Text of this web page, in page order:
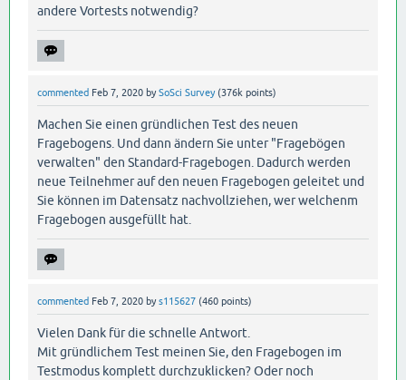
andere Vortests notwendig?
commented Feb 7, 2020 bySoSci Survey (376k points)
Machen Sie einen gründlichen Test des neuen
Fragebogens. Und dann ändern Sie unter "Fragebögen
verwalten" den Standard-Fragebogen. Dadurch werden
neue Teilnehmer auf den neuen Fragebogen geleitet und
Sie können im Datensatz nachvollziehen, wer welchenm
Fragebogen ausgefüllt hat.
commented Feb 7, 2020 bys115627 (460 points)
Vielen Dank für die schnelle Antwort.
Mit gründlichem Test meinen Sie, den Fragebogen im
Testmodus komplett durchzuklicken? Oder noch